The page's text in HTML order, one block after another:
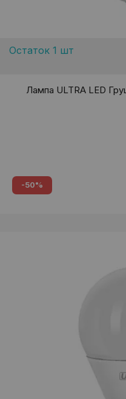
Остаток 1 шт
Лампа ULTRA LED
-50%